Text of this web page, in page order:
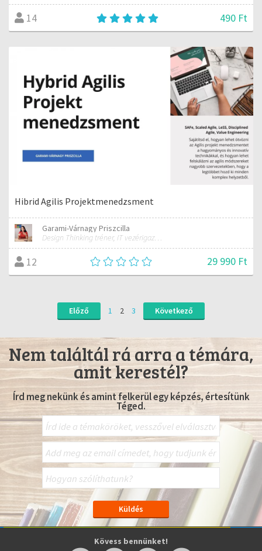
14 490 Ft
Hibrid Agilis Projektmenedzsment
Garami-Várnagy Priszcilla
Design Thinking tréner, IT vezérigazgató
12 29 990 Ft
Előző 1 2 3 Következő
Nem találtál rá arra a témára,
amit kerestél?
Írd meg nekünk és amint felkerül egy képzés, értesítünk
Téged.
Kövess bennünket!